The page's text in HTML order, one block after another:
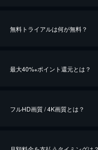
無料トライアルは何が無料？
最大40%※ポイント還元とは？
フルHD画質 / 4K画質とは？